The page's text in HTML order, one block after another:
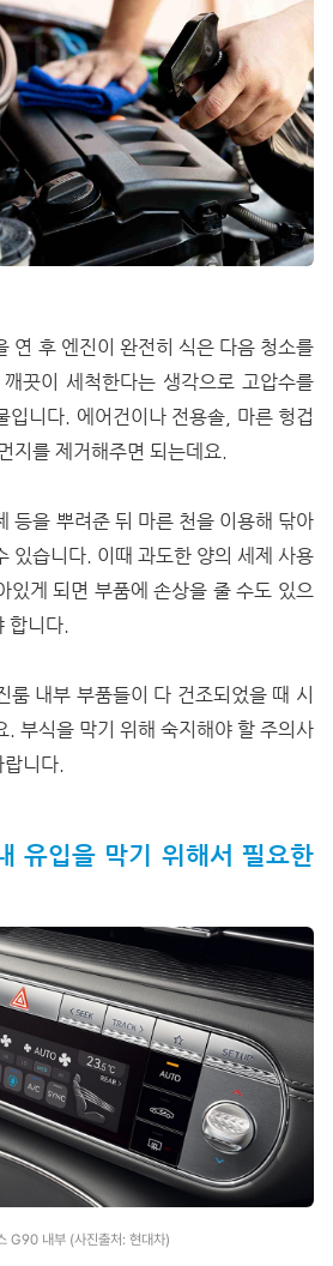
연 후 엔진이 완전히 식은 다음 청소를
끗이 세척한다는 생각으로 고압수를
입니다. 에어건이나 전용솔, 마른 헝겁
지를 제거해주면 되는데요.
등을 뿌려준 뒤 마른 천을 이용해 닦아
있습니다. 이때 과도한 양의 세제 사용
있게 되면 부품에 손상을 줄 수도 있으
합니다.
룸 내부 부품들이 다 건조되었을 때 시
. 부식을 막기 위해 숙지해야 할 주의사
니다.
유입을 막기 위해서 필요한
G90 내부 (사진출처: 현대차)